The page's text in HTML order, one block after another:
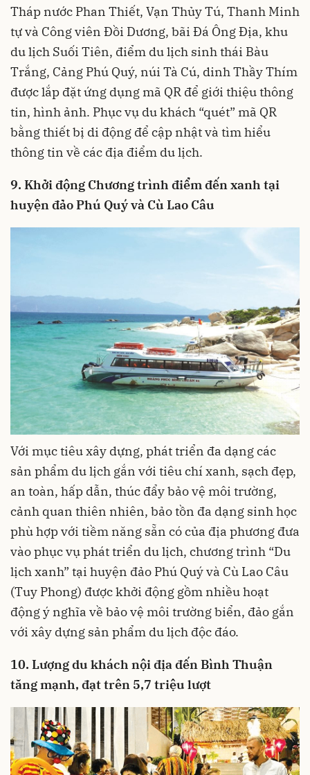
Tháp nước Phan Thiết, Vạn Thủy Tú, Thanh Minh
tự và Công viên Đồi Dương, bãi Đá Ông Địa, khu
du lịch Suối Tiên, điểm du lịch sinh thái Bàu
Trắng, Cảng Phú Quý, núi Tà Cú, dinh Thầy Thím
được lắp đặt ứng dụng mã QR để giới thiệu thông
tin, hình ảnh. Phục vụ du khách “quét” mã QR
bằng thiết bị di động để cập nhật và tìm hiểu
thông tin về các địa điểm du lịch.
9. Khởi động Chương trình điểm đến xanh tại
huyện đảo Phú Quý và Cù Lao Câu
Với mục tiêu xây dựng, phát triển đa dạng các
sản phẩm du lịch gắn với tiêu chí xanh, sạch đẹp,
an toàn, hấp dẫn, thúc đẩy bảo vệ môi trường,
cảnh quan thiên nhiên, bảo tồn đa dạng sinh học
phù hợp với tiềm năng sẵn có của địa phương đưa
vào phục vụ phát triển du lịch, chương trình “Du
lịch xanh” tại huyện đảo Phú Quý và Cù Lao Câu
(Tuy Phong) được khởi động gồm nhiều hoạt
động ý nghĩa về bảo vệ môi trường biển, đảo gắn
với xây dựng sản phẩm du lịch độc đáo.
10. Lượng du khách nội địa đến Bình Thuận
tăng mạnh, đạt trên 5,7 triệu lượt